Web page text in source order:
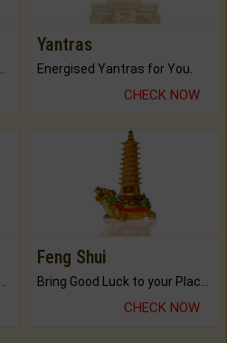
Yantras
Energised Yantras for You.
CHECK NOW
Feng Shui
CHECK NOW